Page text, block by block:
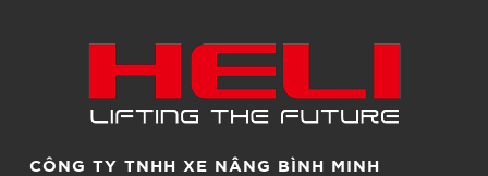
CÔNG TY TNHH XE NÂNG BÌNH MINH